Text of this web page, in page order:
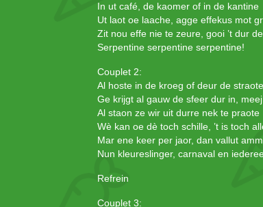
In ut café, de kaomer of in de kantine
Ut laot oe laache, agge effekus mot
Zit nou effe nie te zeure, gooi ’t dur
Serpentine serpentine serpentine!
Couplet 2:
Al hoste in de kroeg of deur de straote
Ge krijgt al gauw de sfeer dur in,
Al staon ze wir uit durre nek te praote
Wè kan oe dè toch schille, ’t is toch
Mar ene keer per jaor, dan vallut
Nun kleureslinger, carnaval en
Refrein
Couplet 3: